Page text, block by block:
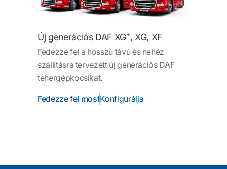
Új generációs DAF XG⁺, XG, XF
Fedezze fel a hosszú távú és nehéz
szállításra tervezett új generációs DAF
tehergépkocsikat.
Fedezze fel mostKonfigurálja